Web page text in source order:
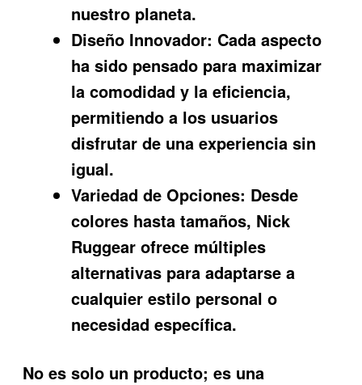
nuestro planeta.
Diseño Innovador: Cada aspecto
ha sido pensado para maximizar
la comodidad y la eficiencia,
permitiendo a los usuarios
disfrutar de una experiencia sin
igual.
Variedad de Opciones: Desde
colores hasta tamaños, Nick
Ruggear ofrece múltiples
alternativas para adaptarse a
cualquier estilo personal o
necesidad específica.
No es solo un producto; es una